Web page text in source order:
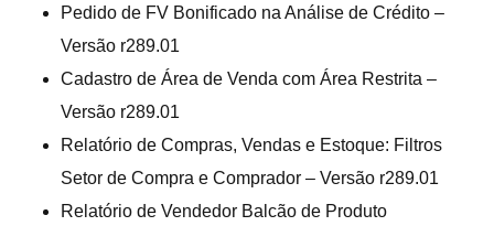
Pedido de FV Bonificado na Análise de Crédito –
Versão r289.01
Cadastro de Área de Venda com Área Restrita –
Versão r289.01
Relatório de Compras, Vendas e Estoque: Filtros
Setor de Compra e Comprador – Versão r289.01
Relatório de Vendedor Balcão de Produto